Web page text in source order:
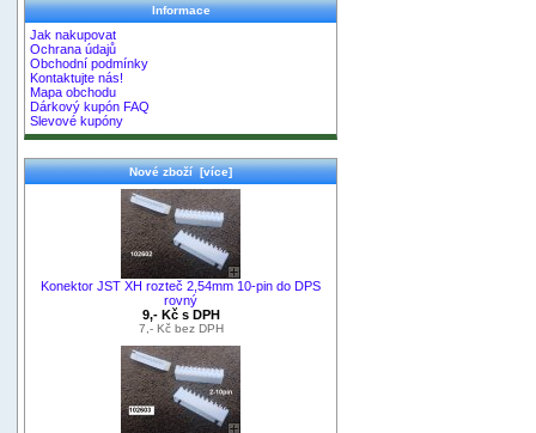
Informace
Jak nakupovat
Ochrana údajů
Obchodní podmínky
Kontaktujte nás!
Mapa obchodu
Dárkový kupón FAQ
Slevové kupóny
Nové zboží [více]
Konektor JST XH rozteč 2,54mm 10-pin do DPS
rovný
9,- Kč s DPH
7,- Kč bez DPH